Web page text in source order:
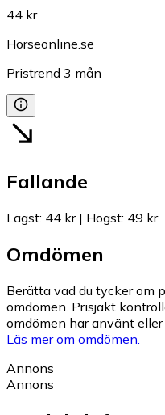
44 kr
Horseonline.se
Pristrend 3 mån
Fallande
Lägst: 44 kr| Högst: 49 kr
Omdömen
Berätta vad du tycker om
omdömen. Prisjakt
omdömen har använt
Läs mer om omdömen.
Annons
Annons